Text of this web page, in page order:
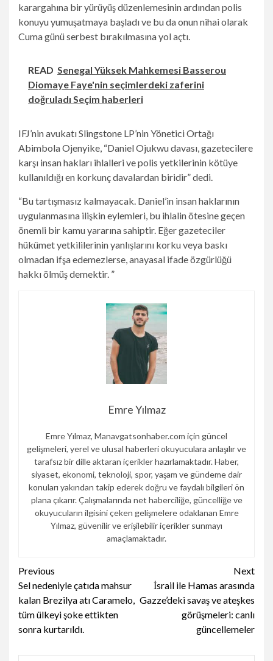
karargahına bir yürüyüş düzenlemesinin ardından polis
konuyu yumuşatmaya başladı ve bu da onun nihai olarak
Cuma günü serbest bırakılmasına yol açtı.
READ Senegal Yüksek Mahkemesi Basserou
Diomaye Faye'nin seçimlerdeki zaferini
doğruladı Seçim haberleri
IFJ’nin avukatı Slingstone LP’nin Yönetici Ortağı
Abimbola Ojenyike, “Daniel Ojukwu davası, gazetecilere
karşı insan hakları ihlalleri ve polis yetkilerinin kötüye
kullanıldığı en korkunç davalardan biridir” dedi.
“Bu tartışmasız kalmayacak. Daniel’in insan haklarının
uygulanmasına ilişkin eylemleri, bu ihlalin ötesine geçen
önemli bir kamu yararına sahiptir. Eğer gazeteciler
hükümet yetkililerinin yanlışlarını korku veya baskı
olmadan ifşa edemezlerse, anayasal ifade özgürlüğü
hakkı ölmüş demektir. ”
Emre Yılmaz
Emre Yılmaz, Manavgatsonhaber.com için güncel
gelişmeleri, yerel ve ulusal haberleri okuyuculara anlaşılır ve
tarafsız bir dille aktaran içerikler hazırlamaktadır. Haber,
siyaset, ekonomi, teknoloji, spor, yaşam ve gündeme dair
konuları yakından takip ederek doğru ve faydalı bilgileri ön
plana çıkarır. Çalışmalarında net haberciliğe, güncelliğe ve
okuyucuların ilgisini çeken gelişmelere odaklanan Emre
Yılmaz, güvenilir ve erişilebilir içerikler sunmayı
amaçlamaktadır.
Continue
Reading
Previous
Sel nedeniyle çatıda mahsur
kalan Brezilya atı Caramelo,
tüm ülkeyi şoke ettikten
sonra kurtarıldı.
Next
İsrail ile Hamas arasında
Gazze’deki savaş ve ateşkes
görüşmeleri: canlı
güncellemeler